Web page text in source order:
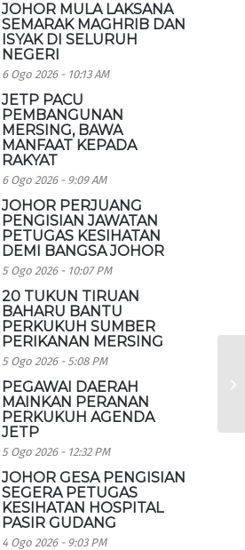
JOHOR MULA LAKSANA
SEMARAK MAGHRIB DAN
ISYAK DI SELURUH
NEGERI
6 Ogo 2026 - 10:13 AM
JETP PACU
PEMBANGUNAN
MERSING, BAWA
MANFAAT KEPADA
RAKYAT
6 Ogo 2026 - 9:09 AM
JOHOR PERJUANG
PENGISIAN JAWATAN
PETUGAS KESIHATAN
DEMI BANGSA JOHOR
5 Ogo 2026 - 10:07 PM
20 TUKUN TIRUAN
BAHARU BANTU
PERKUKUH SUMBER
PERIKANAN MERSING
5 Ogo 2026 - 5:08 PM
PEGAWAI DAERAH
MAINKAN PERANAN
PERKUKUH AGENDA
JETP
5 Ogo 2026 - 12:32 PM
JOHOR GESA PENGISIAN
SEGERA PETUGAS
KESIHATAN HOSPITAL
PASIR GUDANG
4 Ogo 2026 - 9:03 PM